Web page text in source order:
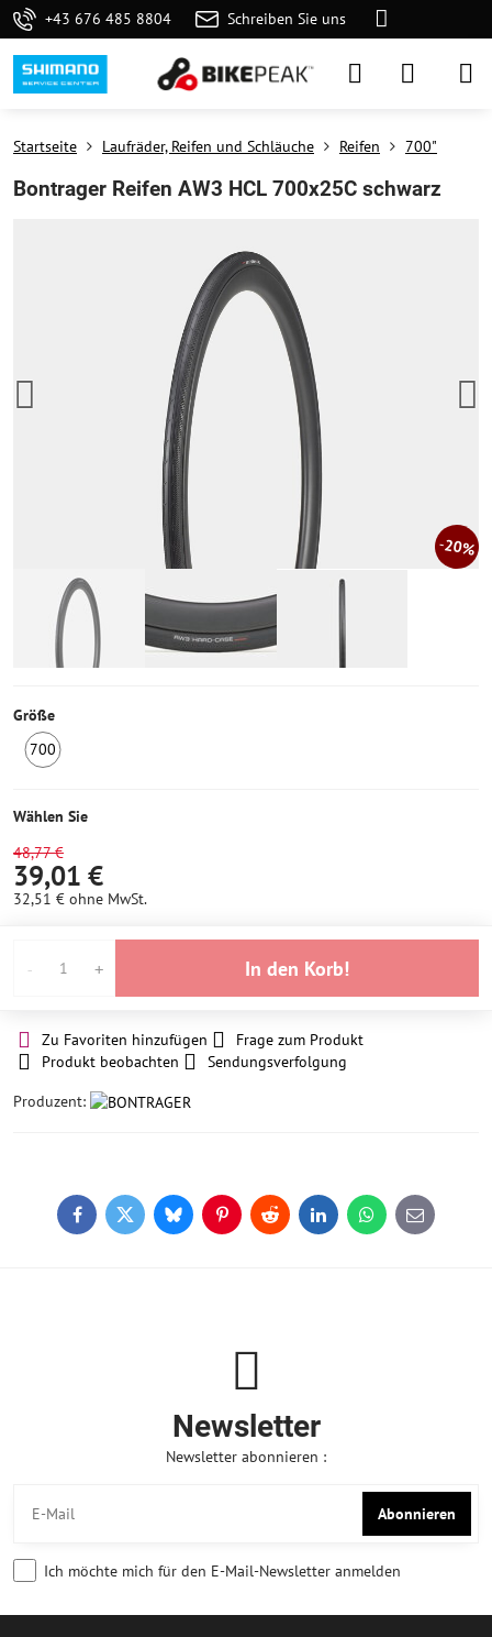
+43 676 485 8804 Schreiben Sie uns
20%
Startseite Laufräder, Reifen und Schläuche Reifen 700"
Bontrager Reifen AW3 HCL 700x25C schwarz
Größe
700
auf
Wählen Sie
48,77 €
39,01 €
32,51 € ohne MwSt.
In den Korb!
Zu Favoriten hinzufügen
Frage zum Produkt
Produkt beobachten
Sendungsverfolgung
Produzent:
FacebookTwitterBlueskyPinterestReddit LinkedInWhatsApp
E-
mail
Newsletter
Newsletter abonnieren :
Abonnieren
Ich möchte mich für den E-Mail-Newsletter anmelden